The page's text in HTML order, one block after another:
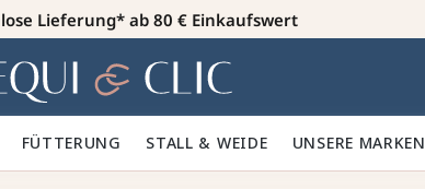
Lieferung* ab 80 € Einkaufswert
Heim
FÜTTERUNG 🥕 STALL & WEIDE 🍃 UNSERE MARKEN